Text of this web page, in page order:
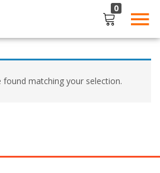
0
matching your selection.